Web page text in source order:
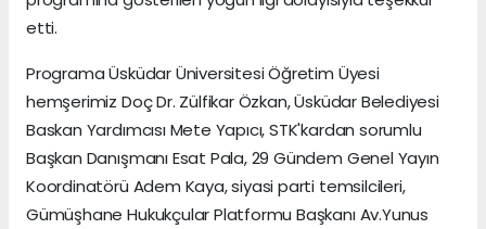
etti.
Programa Üsküdar Üniversitesi Öğretim Üyesi
hemşerimiz Doç Dr. Zülfikar Özkan, Üsküdar Belediyesi
Baskan Yardımcısı Mete Yapıcı, STK'kardan sorumlu
Başkan Danışmanı Esat Pala, 29 Gündem Genel Yayın
Koordinatörü Adem Kaya, siyasi parti temsilcileri,
Gümüşhane Hukukçular Platformu Başkanı Av.Yunus